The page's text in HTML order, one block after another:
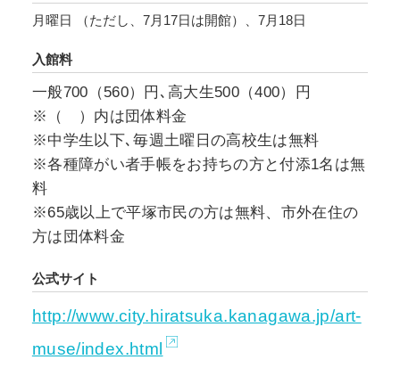
ウータン、クジラなど様々ないきものです。
近年では絶滅危惧種をモチーフとして生態系の
環境問題に目を向け、ジェンダーギャップなど
現代社会を象徴とする問題を生き物の視点で捉
えて表現しています。また、作家は来館者に見
るだけでなく、体験しながら鑑賞できる作品制
作を心掛けており、特に自身の子育ての経験か
ら、0歳から鑑賞できるような仕掛けをしていま
す。
関東地方の公立美術館で初めての個展となる本
展は、陸上から海中まで様々ないきものの作品
約130点を展示します。玉田多紀の生命力あふれ
るダンボールのいきものたちを是非お楽しみく
月曜日 （ただし、7月17日は開館）、7月18日
入館料
一般700（560）円､高大生500（400）円
※（ ）内は団体料金
※中学生以下､毎週土曜日の高校生は無料
※各種障がい者手帳をお持ちの方と付添1名は無
料
※65歳以上で平塚市民の方は無料、市外在住の
方は団体料金
公式サイト
http://www.city.hiratsuka.kanagawa.jp/art-
muse/index.html